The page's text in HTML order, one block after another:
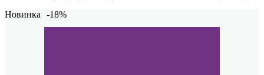
Новинка
-18%